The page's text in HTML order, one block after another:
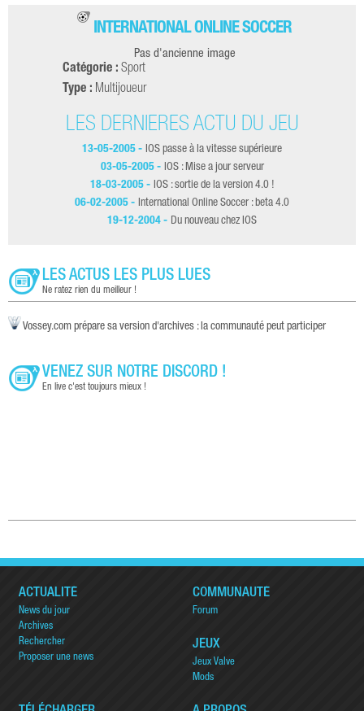
INTERNATIONAL ONLINE SOCCER
Pas d'ancienne image
Catégorie : Sport
Type : Multijoueur
LES DERNIÈRES ACTU DU JEU
13-05-2005 - IOS passe à la vitesse supérieure
03-05-2005 - IOS : Mise a jour serveur
18-03-2005 - IOS : sortie de la version 4.0 !
06-02-2005 - International Online Soccer : beta 4.0
19-12-2004 - Du nouveau chez IOS
LES ACTUS LES PLUS LUES
Ne ratez rien du meilleur !
Vossey.com prépare sa version d'archives : la communauté peut participer
VENEZ SUR NOTRE DISCORD !
En live c'est toujours mieux !
ACTUALITÉ
News du jour
Archives
Rechercher
Proposer une news
COMMUNAUTÉ
Forum
JEUX
Jeux Valve
Mods